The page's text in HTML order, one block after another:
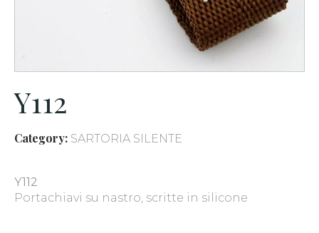
Y112
Category: SARTORIA SILENTE
Y112
Portachiavi su nastro, scritte in silicone